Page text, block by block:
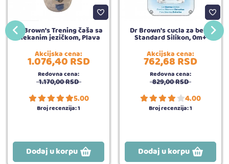
Dr Brown's Trening čaša sa
mekanim jezičkom, Plava
Akcijska cena:
1.076,40RSD
Redovna cena:
1.170,00RSD
5.00
Broj recenzija:1
Dodaj u korpu
Dr Brown's cucla za bebe
Standard Silikon, 0m+
Akcijska cena:
762,68RSD
Redovna cena:
829,00RSD
4.00
Broj recenzija:1
Dodaj u korpu